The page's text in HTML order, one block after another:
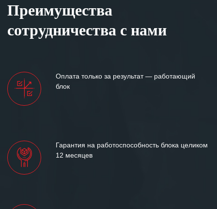
Преимущества
сотрудничества с нами
Оплата только за результат — работающий
блок
Гарантия на работоспособность блока целиком
12 месяцев